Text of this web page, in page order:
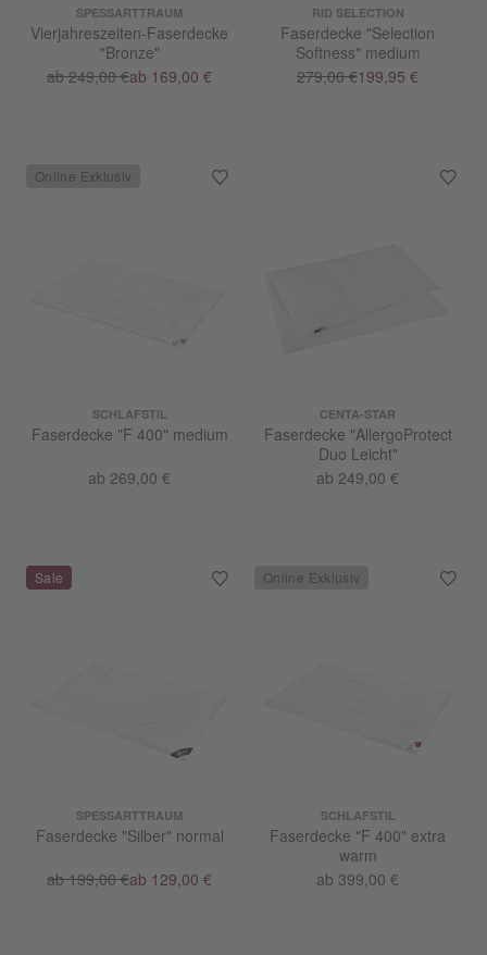
SPESSARTTRAUM
Vierjahreszeiten-Faserdecke
"Bronze"
ab 249,00 €ab 169,00 €
RID SELECTION
Faserdecke "Selection
Softness" medium
279,00 €199,95 €
SCHLAFSTIL
Faserdecke "F 400" medium
ab 269,00 €
CENTA-STAR
Faserdecke "AllergoProtect
Duo Leicht"
ab 249,00 €
SPESSARTTRAUM
Faserdecke "Silber" normal
ab 199,00 €ab 129,00 €
SCHLAFSTIL
Faserdecke "F 400" extra
warm
ab 399,00 €